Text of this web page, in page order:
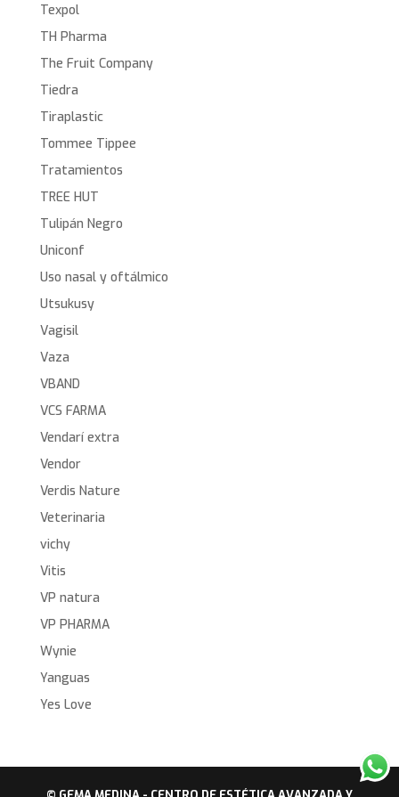
Texpol
TH Pharma
The Fruit Company
Tiedra
Tiraplastic
Tommee Tippee
Tratamientos
TREE HUT
Tulipán Negro
Uniconf
Uso nasal y oftálmico
Utsukusy
Vagisil
Vaza
VBAND
VCS FARMA
Vendarí extra
Vendor
Verdis Nature
Veterinaria
vichy
Vitis
VP natura
VP PHARMA
Wynie
Yanguas
Yes Love